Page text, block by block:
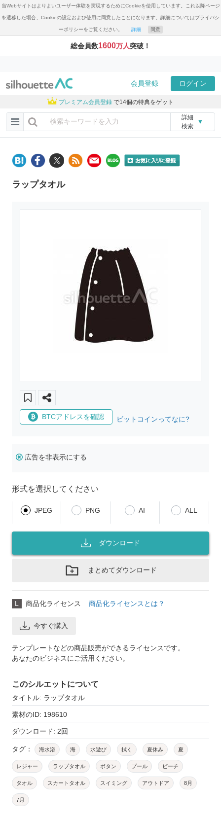
当Webサイトはよりよいユーザー体験を実現するためにCookieを使用しています。これ以降ページ
を遷移した場合、Cookieの設定および使用に同意したことになります。詳細についてはプライバシ
ーポリシーをご覧ください。 詳細 同意
総会員数1600万人突破！
会員登録 ログイン
プレミアム会員登録 で14個の特典をゲット
詳細
検索
▼
ラップタオル
BTCアドレスを確認 ビットコインってなに?
広告を非表示にする
形式を選択してください
JPEG PNG AI ALL
ダウンロード
まとめてダウンロード
L 商品化ライセンス 商品化ライセンスとは？
今すぐ購入
テンプレートなどの商品販売ができるライセンスです。
あなたのビジネスにご活用ください。
このシルエットについて
タイトル: ラップタオル
素材のID: 198610
ダウンロード: 2回
タグ： 海水浴 海 水遊び 拭く 夏休み 夏
レジャー ラップタオル ボタン プール ビーチ
タオル スカートタオル スイミング アウトドア 8月
7月